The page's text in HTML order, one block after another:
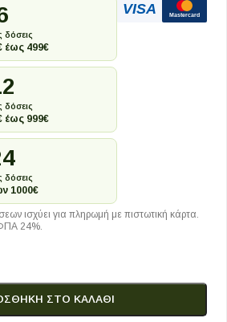
δόσεις
έως 499€
δόσεις
έως 999€
δόσεις
1000€
VISA Mastercard
ισχύει για πληρωμή με πιστωτική κάρτα.
24%.
ΣΤΟ ΚΑΛΆΘΙ